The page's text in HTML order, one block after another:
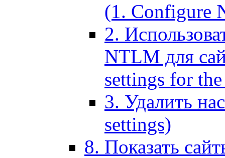
(1. Configure
2.
NTLM для
settings for
3. Удалить
settings)
8. Показать